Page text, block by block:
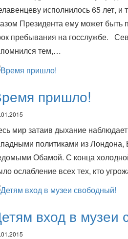
исполнилось 65 лет, и
Президента ему может быть
пребывания на госслужбе.
тем,…
пришло!
мир затаив дыхание
политиками из
Обамой. С конца
ослабление всех тех, кто
вход в музеи